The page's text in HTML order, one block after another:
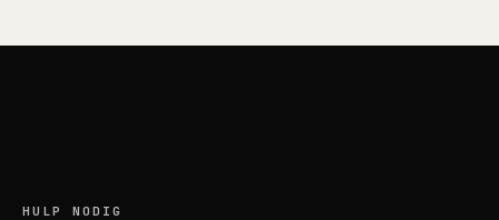
HULP NODIG